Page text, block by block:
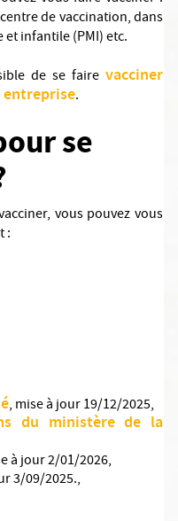
de vaccination, dans
infantile (PMI) etc.
de se fairevacciner
.
se
vous pouvez vous
:
, mise à jour 19/12/2025,
du ministère de la
à jour 2/01/2026,
3/09/2025.,